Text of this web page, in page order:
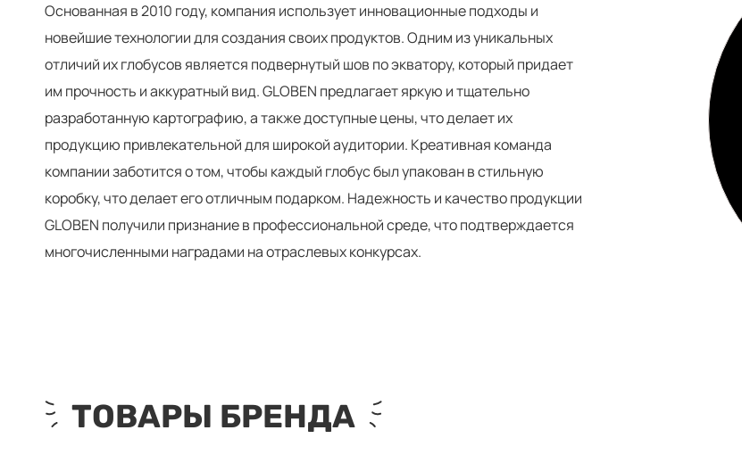
Основанная в 2010 году, компания использует инновационные подходы и
новейшие технологии для создания своих продуктов. Одним из уникальных
отличий их глобусов является подвернутый шов по экватору, который придает
им прочность и аккуратный вид. GLOBEN предлагает яркую и тщательно
разработанную картографию, а также доступные цены, что делает их
продукцию привлекательной для широкой аудитории. Креативная команда
компании заботится о том, чтобы каждый глобус был упакован в стильную
коробку, что делает его отличным подарком. Надежность и качество продукции
GLOBEN получили признание в профессиональной среде, что подтверждается
многочисленными наградами на отраслевых конкурсах.
ТОВАРЫ БРЕНДА